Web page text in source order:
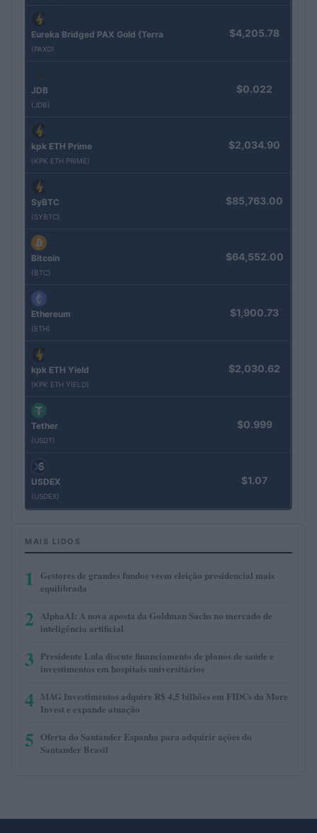
Eureka Bridged PAX Gold (Terra
(PAXG)
$4,205.78
JDB
(JDB)
$0.022
kpk ETH Prime
(KPK ETH PRIME)
$2,034.90
SyBTC
(SYBTC)
$85,763.00
Bitcoin
(BTC)
$64,552.00
Ethereum
(ETH)
$1,900.73
kpk ETH Yield
(KPK ETH YIELD)
$2,030.62
Tether
(USDT)
$0.999
USDEX
(USDEX)
$1.07
MAIS LIDOS
1
Gestores de grandes fundos veem eleição presidencial mais
equilibrada
2 AlphaAI: A nova aposta da Goldman Sachs no mercado de
inteligência artificial
3 Presidente Lula discute financiamento de planos de saúde e
investimentos em hospitais universitários
4 MAG Investimentos adquire R$ 4,5 bilhões em FIDCs da More
Invest e expande atuação
5 Oferta do Santander Espanha para adquirir ações do
Santander Brasil